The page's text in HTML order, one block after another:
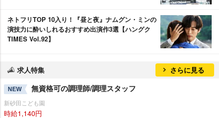
ネトフリTOP 10入り！『昼と夜』ナムグン・ミンの
演技力に酔いしれるおすすめ出演作3選【ハングク
TIMES Vol.92】
求人特集 さらに見る
NEW 無資格可の調理師/調理スタッフ
新砂田こども園
時給1,140円